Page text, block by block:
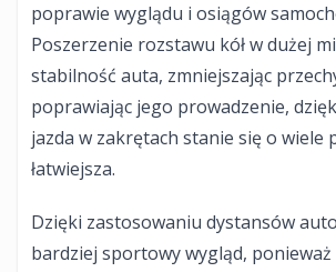
poprawie wyglądu i osiągów
Poszerzenie rozstawu kół w dużej
stabilność auta, zmniejszając
poprawiając jego prowadzenie,
jazda w zakrętach stanie się o wiele
łatwiejsza.
Dzięki zastosowaniu dystansów
bardziej sportowy wygląd, ponieważ